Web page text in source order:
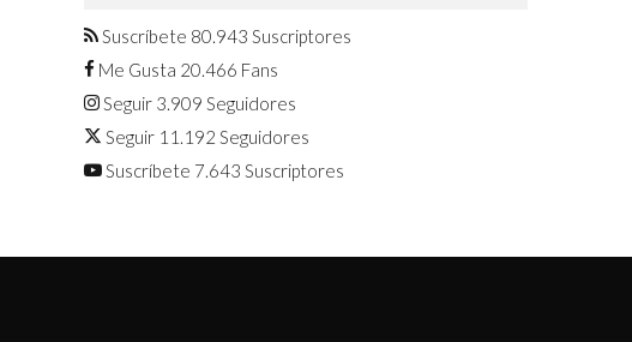
agosto
Suscríbete 80.943 Suscriptores
Me Gusta 20.466 Fans
Seguir 3.909 Seguidores
Seguir 11.192 Seguidores
Suscríbete 7.643 Suscriptores